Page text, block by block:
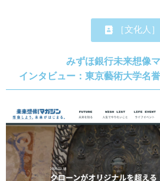
［文化人］
みずほ銀行未来想像
インタビュー：東京藝術大学名